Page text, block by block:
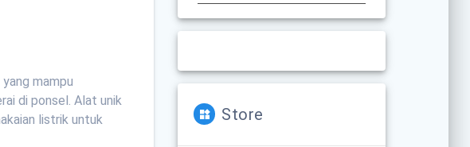
mampu
di ponsel. Alat unik
listrik untuk
Store